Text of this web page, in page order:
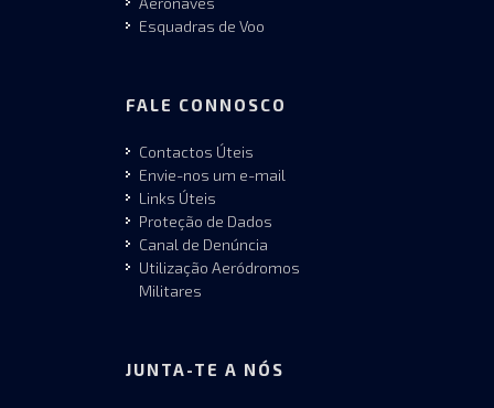
Esquadras de Voo
FALE CONNOSCO
Contactos Úteis
Envie-nos um e-mail
Links Úteis
Proteção de Dados
Canal de Denúncia
Utilização Aeródromos
Militares
JUNTA-TE A NÓS